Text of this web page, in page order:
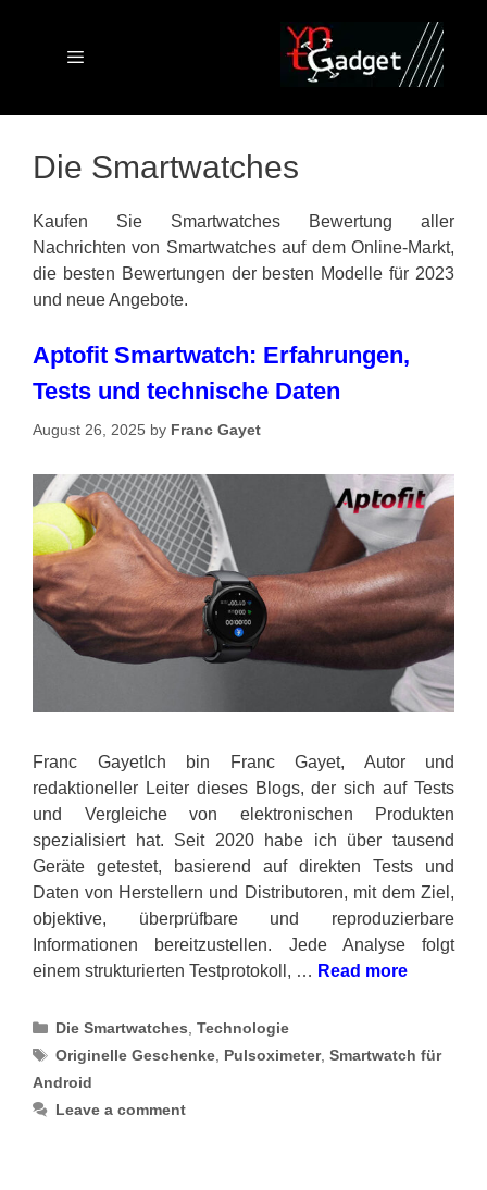
Menu
Die Smartwatches
Kaufen Sie Smartwatches Bewertung aller
Nachrichten von Smartwatches auf dem Online-Markt,
die besten Bewertungen der besten Modelle für 2023
und neue Angebote.
Aptofit Smartwatch: Erfahrungen,
Tests und technische Daten
August 26, 2025 by Franc Gayet
Franc GayetIch bin Franc Gayet, Autor und
redaktioneller Leiter dieses Blogs, der sich auf Tests
und Vergleiche von elektronischen Produkten
spezialisiert hat. Seit 2020 habe ich über tausend
Geräte getestet, basierend auf direkten Tests und
Daten von Herstellern und Distributoren, mit dem Ziel,
objektive, überprüfbare und reproduzierbare
Informationen bereitzustellen. Jede Analyse folgt
einem strukturierten Testprotokoll, … Read more
Categories
Die Smartwatches ,Technologie
Tags
Originelle Geschenke Pulsoximeter,Smartwatch für
Android
Leave a comment